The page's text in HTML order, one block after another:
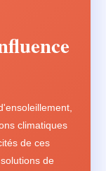
climatiques
de ces
de